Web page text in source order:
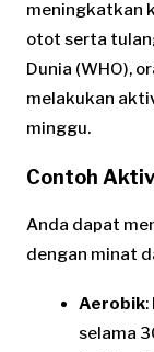
meningkatkan
otot serta
Dunia (WHO),
melakukan
minggu.
Contoh
Anda dapat
dengan minat
Aerobik
selama